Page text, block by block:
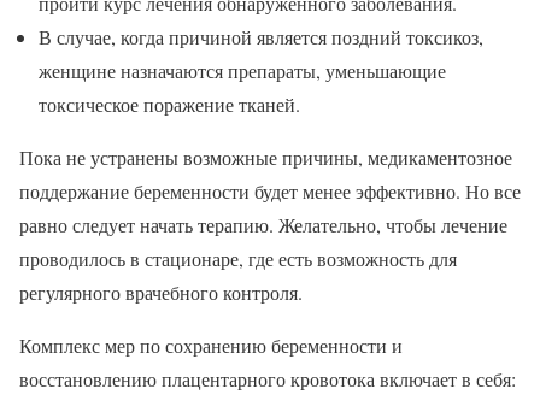
В случае, когда причиной является поздний токсикоз,
женщине назначаются препараты, уменьшающие
токсическое поражение тканей.
Пока не устранены возможные причины, медикаментозное
поддержание беременности будет менее эффективно. Но все
равно следует начать терапию. Желательно, чтобы лечение
проводилось в стационаре, где есть возможность для
регулярного врачебного контроля.
Комплекс мер по сохранению беременности и
восстановлению плацентарного кровотока включает в себя: